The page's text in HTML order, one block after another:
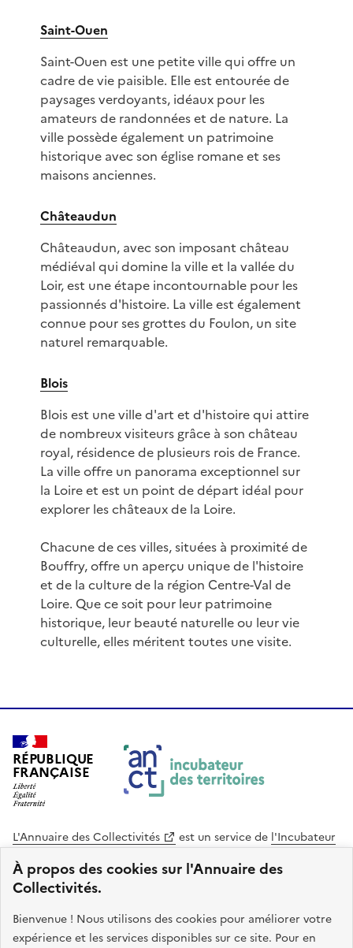
À propos des cookies sur l'Annuaire des
Collectivités.
Bienvenue ! Nous utilisons des cookies pour améliorer votre
expérience et les services disponibles sur ce site. Pour en
Saint-Ouen
Saint-Ouen est une petite ville qui offre un
cadre de vie paisible. Elle est entourée de
paysages verdoyants, idéaux pour les
amateurs de randonnées et de nature. La
ville possède également un patrimoine
historique avec son église romane et ses
maisons anciennes.
Châteaudun
Châteaudun, avec son imposant château
médiéval qui domine la ville et la vallée du
Loir, est une étape incontournable pour les
passionnés d'histoire. La ville est également
connue pour ses grottes du Foulon, un site
naturel remarquable.
Blois
Blois est une ville d'art et d'histoire qui attire
de nombreux visiteurs grâce à son château
royal, résidence de plusieurs rois de France.
La ville offre un panorama exceptionnel sur
la Loire et est un point de départ idéal pour
explorer les châteaux de la Loire.
Chacune de ces villes, situées à proximité de
Bouffry, offre un aperçu unique de l'histoire
et de la culture de la région Centre-Val de
Loire. Que ce soit pour leur patrimoine
historique, leur beauté naturelle ou leur vie
culturelle, elles méritent toutes une visite.
RÉPUBLIQUE
FRANÇAISE
L'Annuaire des Collectivités est un service de l'Incubateur
des Territoires
Cohésion des Territoires
. Le code source de ce site web
est disponible en licence libre. Le design de ce site est conçu
avec le système de design de l’État.